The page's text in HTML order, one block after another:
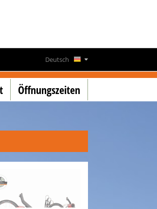
Deutsch
Français
English
Öffnungszeiten